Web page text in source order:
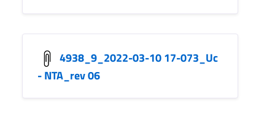
4938_9_2022-03-10 17-073_Uc
- NTA_rev 06